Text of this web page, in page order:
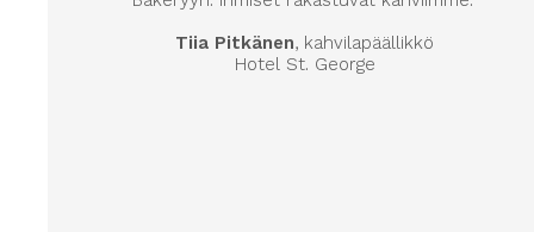
Tiia Pitkänen, kahvilapäällikkö
Hotel St. George